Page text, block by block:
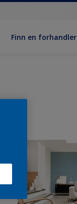
Finn en forhandler